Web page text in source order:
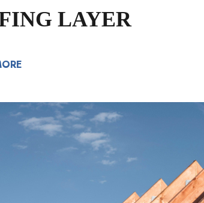
LAYER